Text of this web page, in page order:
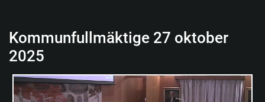
Kommunfullmäktige 27 oktober
2025